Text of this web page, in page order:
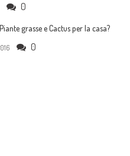
0
grasse e Cactus per la casa?
0